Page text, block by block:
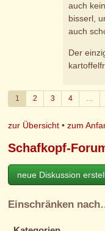
auch
bisserl,
auch
Der
1 2 3 4 …
zur Übersicht •zum
Schafkopf-
neue Diskussion
Einschränken